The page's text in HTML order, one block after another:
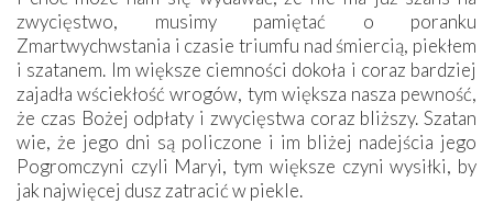
zwycięstwo, musimy pamiętać o poranku
Zmartwychwstania i czasie triumfu nad śmiercią, piekłem
i szatanem. Im większe ciemności dokoła i coraz bardziej
zajadła wściekłość wrogów, tym większa nasza pewność,
że czas Bożej odpłaty i zwycięstwa coraz bliższy. Szatan
wie, że jego dni są policzone i im bliżej nadejścia jego
Pogromczyni czyli Maryi, tym większe czyni wysiłki, by
jak najwięcej dusz zatracić w piekle.